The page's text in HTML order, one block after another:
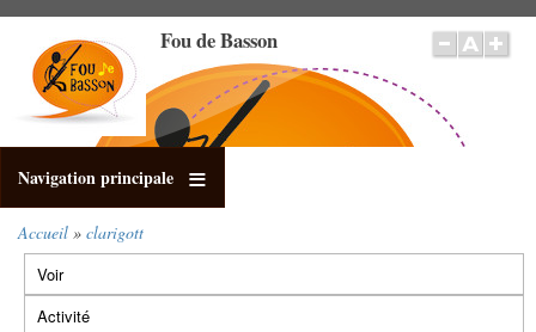
contenu
principal
Fou de Basson
Navigation principale
Fil
d'Ariane
Accueil clarigott
Onglets
principaux
Voir
Activité